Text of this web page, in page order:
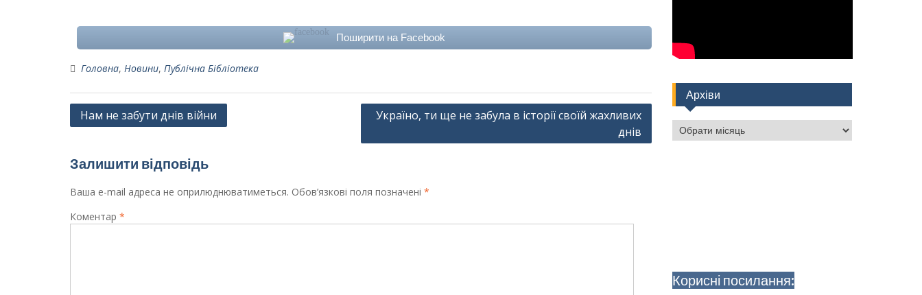
Поширити на Facebook
Головна, Новини, Публічна Бібліотека
Навігація
Нам не забути днів війни
Україно, ти ще не забула в історії своїй жахливих
днів
Залишити відповідь
Ваша e-mail адреса не оприлюднюватиметься. Обов’язкові поля позначені *
Коментар *
Архіви
Архіви
Корисні посилання: